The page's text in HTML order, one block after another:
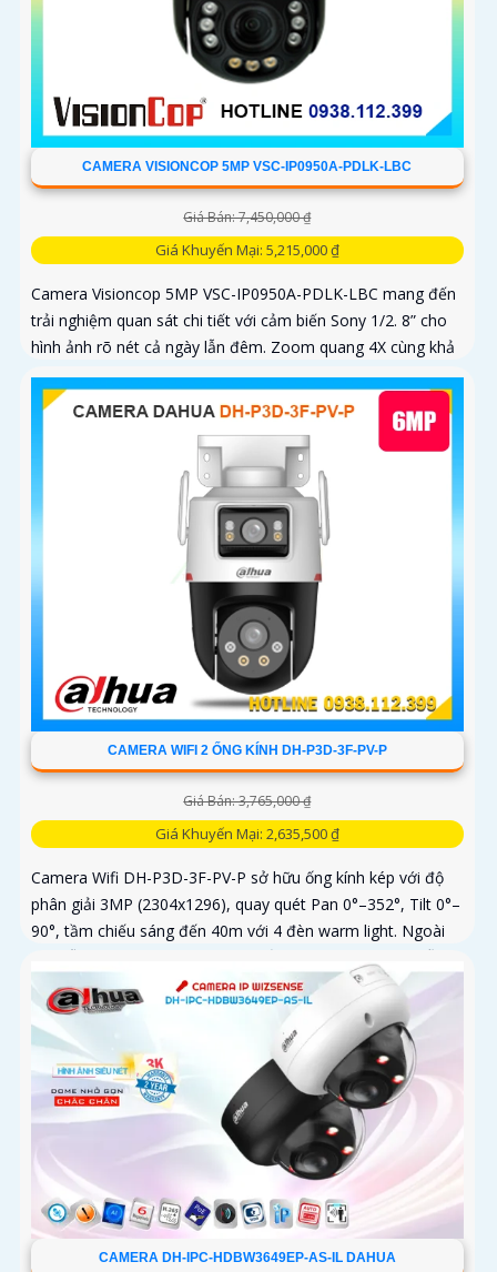
CAMERA VISIONCOP 5MP VSC-IP0950A-PDLK-LBC
Giá Bán: 7,450,000 ₫
Giá Khuyến Mại: 5,215,000 ₫
Camera Visioncop 5MP VSC-IP0950A-PDLK-LBC mang đến
trải nghiệm quan sát chi tiết với cảm biến Sony 1/2. 8” cho
hình ảnh rõ nét cả ngày lẫn đêm. Zoom quang 4X cùng khả
năng xoay...
CAMERA WIFI 2 ỐNG KÍNH DH-P3D-3F-PV-P
Giá Bán: 3,765,000 ₫
Giá Khuyến Mại: 2,635,500 ₫
Camera Wifi DH-P3D-3F-PV-P sở hữu ống kính kép với độ
phân giải 3MP (2304x1296), quay quét Pan 0°–352°, Tilt 0°–
90°, tầm chiếu sáng đến 40m với 4 đèn warm light. Ngoài
ra, mẫu camera này còn đạt chuẩn chống nước IP66, hỗ trợ
thẻ nhớ tối đa 256GB, kết nối Wi-Fi 2
CAMERA DH-IPC-HDBW3649EP-AS-IL DAHUA